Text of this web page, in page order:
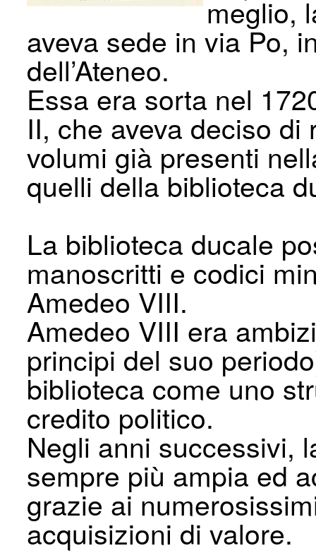
meglio,
aveva sede in via Po,
dell’Ateneo.
Essa era sorta nel
II, che aveva deciso
volumi già presenti
quelli della biblioteca
La biblioteca ducale
manoscritti e codici
Amedeo VIII.
Amedeo VIII era
principi del suo
biblioteca come uno
credito politico.
Negli anni successivi,
sempre più ampia ed
grazie ai
acquisizioni di valore.